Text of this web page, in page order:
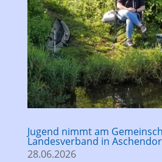
Jugend nimmt am
Landesverband in
28.06.2026